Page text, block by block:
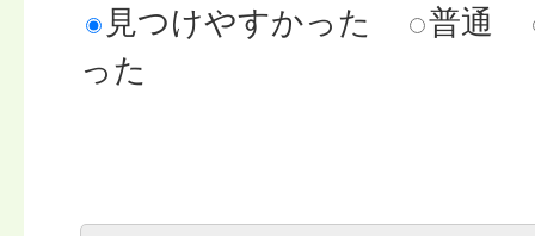
見つけやすかった
普通
った